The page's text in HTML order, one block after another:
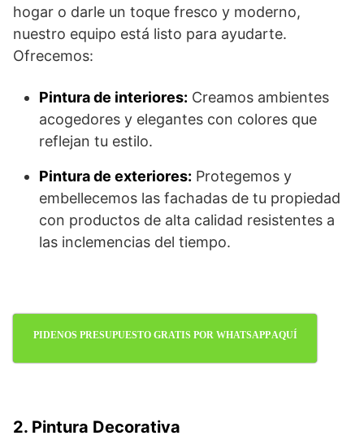
hogar o darle un toque fresco y moderno,
nuestro equipo está listo para ayudarte.
Ofrecemos:
Pintura de interiores: Creamos ambientes
acogedores y elegantes con colores que
reflejan tu estilo.
Pintura de exteriores: Protegemos y
embellecemos las fachadas de tu propiedad
con productos de alta calidad resistentes a
las inclemencias del tiempo.
PIDENOS PRESUPUESTO GRATIS POR WHATSAPP AQUÍ
2. Pintura Decorativa